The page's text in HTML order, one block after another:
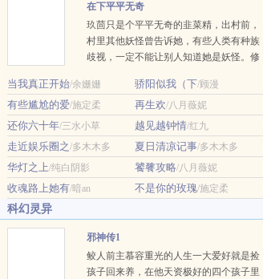
在下平平无奇
玖茴只是个平平无奇的韭菜精，出村前，
村里其他妖怪曾告诉她，有些人类有种族
歧视，一定不能让别人知道她是妖怪。修
剑修，有宗门擅占卜。唯有玖茴拜的宗
门，不仅无人擅御妖兽，其他方面也毫无
存在感。玖茴问师父：“我们宗门传承两
千年，靠的是什么？”师父神情深沉，目
光悠远：“全靠苟。”狗？本文将于11月20
日入V，感谢读者朋友的支持~新文古言
《落崖三载后》，正在连载中~ …
当我真正开始/余姗姗 骄阳似我（下/顾漫
有些尴尬的爱/施定柔 再生欢/八月薇妮
还你六十年/三水小草 越见越钟情/红九
走近娱乐圈之/多木木多 夏日清凉记事/多木木多
华灯之上/纯白阴影 饕餮攻略/八月薇妮
收魂路上她有/暗an 不是你的玫瑰/施定柔
科幻灵异
邪神传1
鲛人前主慕容重光的人生一大爱好就是捡
孩子回来养，在他天资极好的四个孩子里